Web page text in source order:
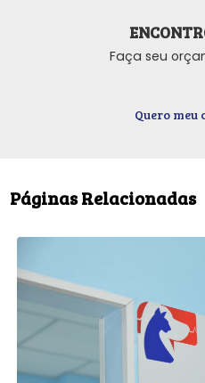
Faça seu
Quero meu
Páginas Relacionadas